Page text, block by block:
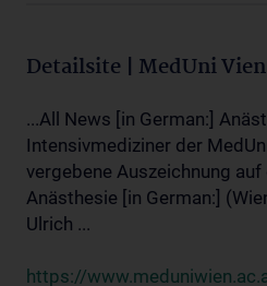
Detailsite | MedUni
...All News [in German:]
Intensivmediziner der
vergebene Auszeichnung
Anästhesie [in German:]
Ulrich ...
https://